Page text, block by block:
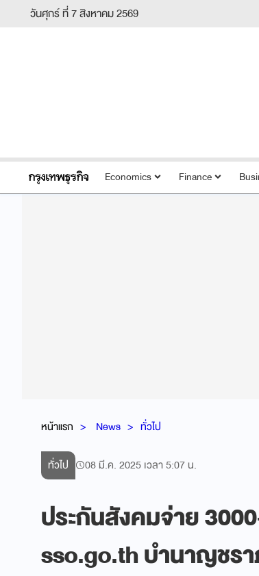
วันศุกร์ ที่ 7 สิงหาคม 2569
Economics Finance
หน้าแรก News ทั่วไป
ทั่วไป 08 มี.ค. 2025 เวลา 5:07 น.
ประกันสังคมจ่าย
sso.go.th บำนาญชร